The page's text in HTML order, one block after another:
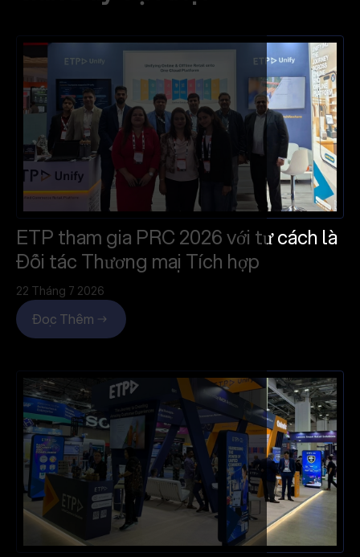
ETP tham gia PRC 2026 với tư cách là
Đối tác Thương mại Tích hợp
22 Tháng 7 2026
Đọc Thêm